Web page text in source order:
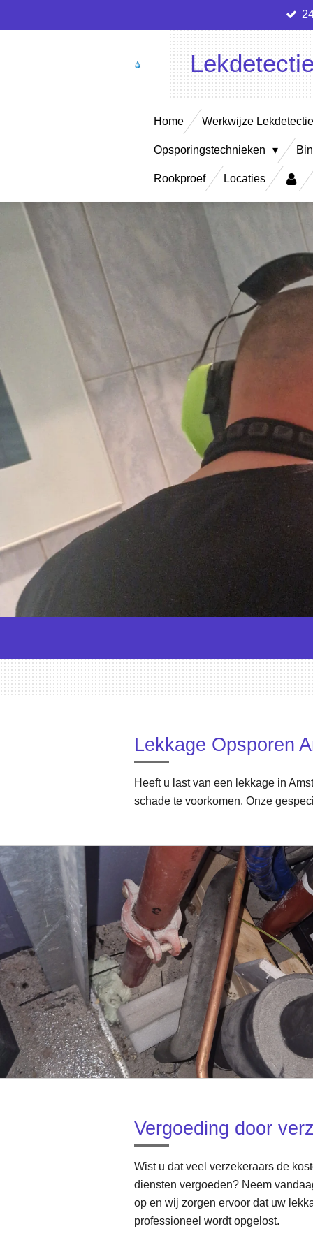
direct
Home Werkwijze Lekdetectie
Opsporingstechnieken
Rookproef Locaties
Lekkage Opsporen
Heeft u last van een lekkage in
schade te voorkomen. Onze
Vergoeding door
Wist u dat veel verzekeraars de
diensten vergoeden? Neem
op en wij zorgen ervoor dat uw
professioneel wordt opgelost.